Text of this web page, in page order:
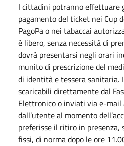
I cittadini potranno effettuare
pagamento del ticket nei Cup
PagoPa o nei tabaccai
è libero, senza necessità di
dovrà presentarsi negli orari
munito di prescrizione del
di identità e tessera sanitaria.
scaricabili direttamente dal
Elettronico o inviati via e-mail
dall’utente al momento
preferisse il ritiro in presenza,
fissi, di norma dopo le ore